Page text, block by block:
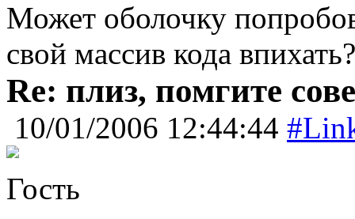
Может оболочку
свой массив кода впихать?
Re: плиз, помгите
10/01/2006 12:44:44
Гость